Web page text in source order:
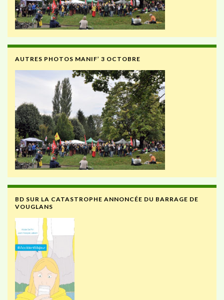
AUTRES PHOTOS MANIF’ 3 OCTOBRE
BD SUR LA CATASTROPHE ANNONCÉE DU BARRAGE DE
VOUGLANS